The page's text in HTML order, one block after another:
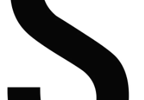
zudem auch hoch antiallergen.